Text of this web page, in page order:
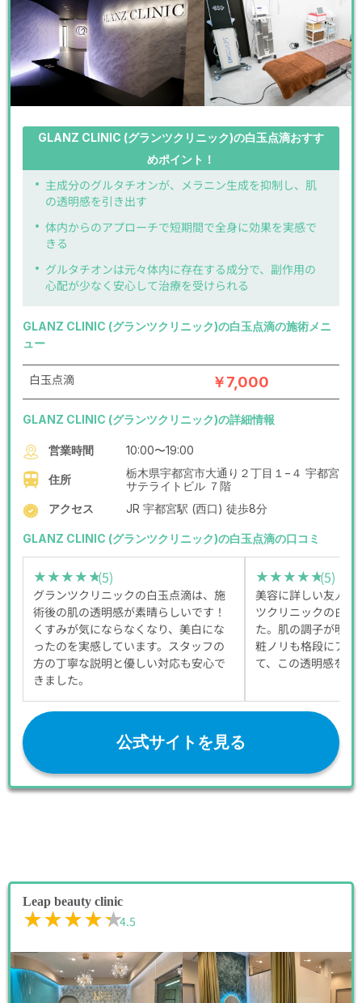
GLANZ CLINIC (グランツクリニック)の白玉点滴おすす
めポイント！
主成分のグルタチオンが、メラニン生成を抑制し、肌
の透明感を引き出す
体内からのアプローチで短期間で全身に効果を実感で
きる
グルタチオンは元々体内に存在する成分で、副作用の
心配が少なく安心して治療を受けられる
GLANZ CLINIC (グランツクリニック)の白玉点滴の施術メニ
ュー
白玉点滴 ￥7,000
GLANZ CLINIC (グランツクリニック)の詳細情報
営業時間 10:00〜19:00
住所
栃木県宇都宮市大通り２丁目１−４ 宇都宮
サテライトビル ７階
アクセス
JR 宇都宮駅 (西口) 徒歩8分
GLANZ CLINIC (グランツクリニック)の白玉点滴の口コミ
★★★★★
★★★★★(5)
グランツクリニックの白玉点滴は、施
術後の肌の透明感が素晴らしいです！
くすみが気にならなくなり、美白にな
ったのを実感しています。スタッフの
方の丁寧な説明と優しい対応も安心で
きました。
★★★★★
★★★★★(5)
美容に詳しい友人に
ツクリニックの白玉
た。肌の調子が明ら
粧ノリも格段にアッ
て、この透明感をキ
公式サイトを見る
Leap beauty clinic
★★★★★
★★★★★4.5